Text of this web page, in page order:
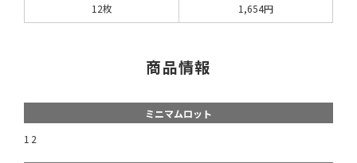
12枚 1,654円
商品情報
ミニマムロット
12